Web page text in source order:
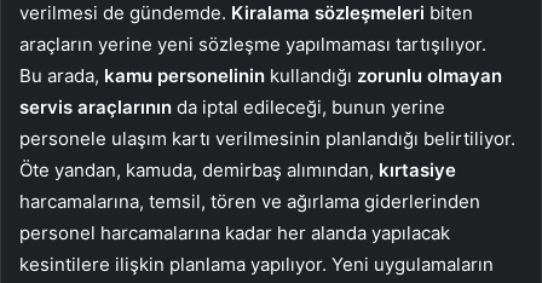
verilmesi de gündemde. Kiralama sözleşmeleri biten
araçların yerine yeni sözleşme yapılmaması tartışılıyor.
Bu arada, kamu personelinin kullandığı zorunlu olmayan
servis araçlarının da iptal edileceği, bunun yerine
personele ulaşım kartı verilmesinin planlandığı belirtiliyor.
Öte yandan, kamuda, demirbaş alımından, kırtasiye
harcamalarına, temsil, tören ve ağırlama giderlerinden
personel harcamalarına kadar her alanda yapılacak
kesintilere ilişkin planlama yapılıyor. Yeni uygulamaların